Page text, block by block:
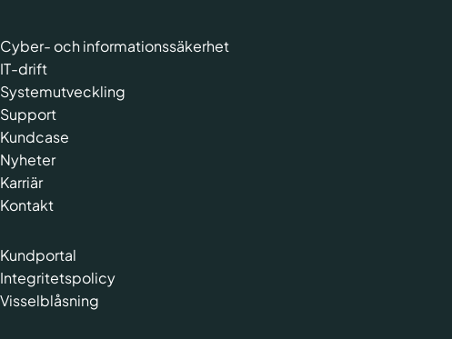
Cyber- och informationssäkerhet
IT-drift
Systemutveckling
Support
Kundcase
Nyheter
Karriär
Kontakt
Kundportal
Integritetspolicy
Visselblåsning